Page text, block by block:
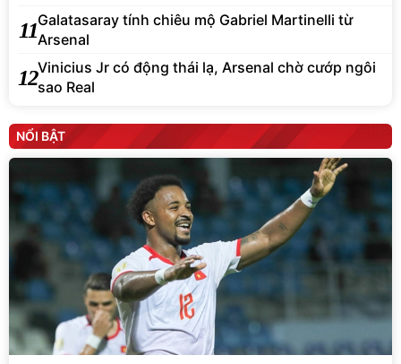
11Galatasaray tính chiêu mộ Gabriel Martinelli từ
Arsenal
12Vinicius Jr có động thái lạ, Arsenal chờ cướp ngôi
sao Real
NỔI BẬT